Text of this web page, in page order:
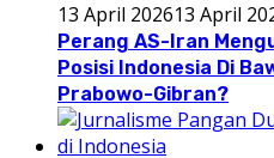
13 April 202613 April
Perang AS-Iran
Posisi Indonesia Di
Prabowo-Gibran?